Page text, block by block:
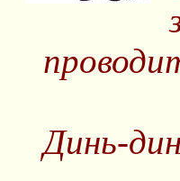
Динь-